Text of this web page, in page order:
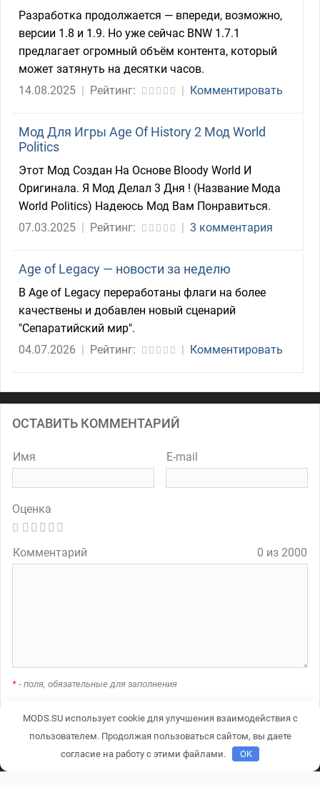
Разработка продолжается — впереди, возможно,
версии 1.8 и 1.9. Но уже сейчас BNW 1.7.1
предлагает огромный объём контента, который
может затянуть на десятки часов.
14.08.2025 | Рейтинг: | Комментировать
Мод Для Игры Age Of History 2 Мод World
Politics
Этот Мод Создан На Основе Bloody World И
Оригинала. Я Мод Делал 3 Дня ! (Название Мода
World Politiсs) Надеюсь Мод Вам Понравиться.
07.03.2025 | Рейтинг: | 3 комментария
Age of Legacy — новости за неделю
В Age of Legacy переработаны флаги на более
качествены и добавлен новый сценарий
"Сепаратийский мир".
04.07.2026 | Рейтинг: | Комментировать
ОСТАВИТЬ КОММЕНТАРИЙ
Имя E-mail
Оценка
Комментарий 0 из 2000
* - поля, обязательные для заполнения
MODS.SU использует cookie для улучшения взаимодействия с
пользователем. Продолжая пользоваться сайтом, вы даете
согласие на работу с этими файлами.
OK